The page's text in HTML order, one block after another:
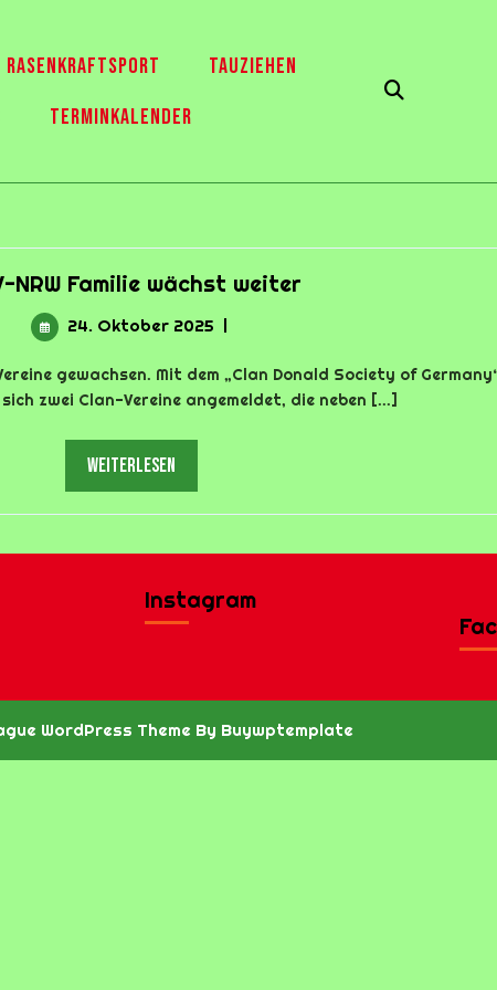
RASENKRAFTSPORT
TAUZIEHEN
TERMINKALENDER
NRW Familie wächst weiterRTV-
wächst
weiter
24. Oktober 2025 24.
2025
gewachsen. Mit dem „Clan Donald Society of
zwei Clan-Vereine angemeldet, die neben [...]
weiterlesen
Instagram
WordPress Theme By Buywptemplate